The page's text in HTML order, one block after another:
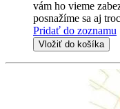
vám ho vieme
posnažíme sa aj
Pridať do zoznamu
Vložiť do košíka